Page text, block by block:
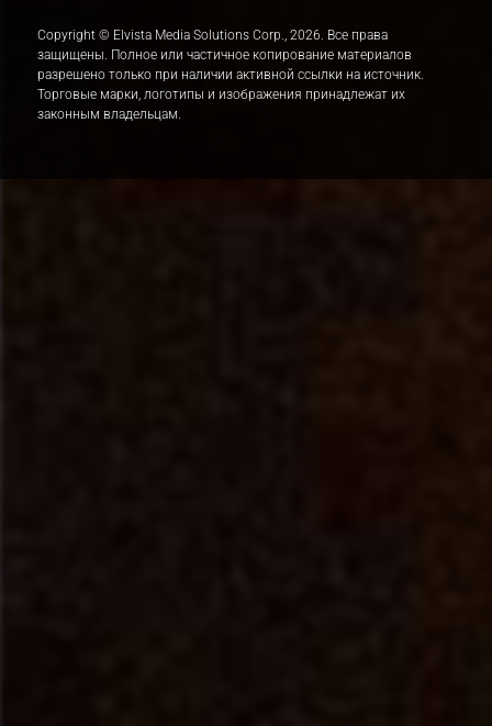
Copyright © Elvista Media Solutions Corp., 2026. Все права
защищены. Полное или частичное копирование материалов
разрешено только при наличии активной ссылки на источник.
Торговые марки, логотипы и изображения принадлежат их
законным владельцам.